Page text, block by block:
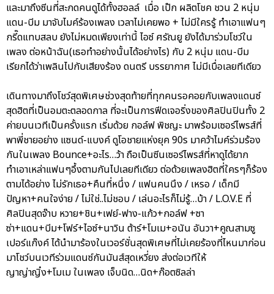
และมาถึงซีนที่สะกดคนดูได้ทั้งฮอลล์ เมื่อ เป๊ก ผลิตโชค ชวน 2 หนุ่ม
แดน-บีม มาจับไมค์ร้องเพลง เวลาไม่เคยพอ + ไม่มีใครรู้ ทำเอาแฟนๆ
กรี๊ดแทบสลบ ยังไม่หมดเพียงเท่านี้ ไอซ์ ศรัณยู ยังได้มาร่วมโชว์ใน
เพลง ต่อหน้าฉัน(เธอทำอย่างนั้นได้อย่างไร) กับ 2 หนุ่ม แดน-บีม
เรียกได้ว่าเพลินไปกับเสียงร้อง ดนตรี บรรยากาศ ไม่มีเบื่อเลยทีเดียว
เดินทางมาถึงโชว์สุดพิเศษช่วงสุดท้ายที่ทุกคนรอคอยกับเพลงแดนซ์
สุดฮิตที่เป็นอมตะตลอดกาล ที่จะเป็นการฟีดเจอริ่งของศิลปินปินทั้ง 2
ค่ายบนเวทีเป็นครั้งแรก เริ่มด้วย กอล์ฟ พิชญะ มาพร้อมเซอร์ไพรส์ที่
พาพี่ชายอย่าง แซนด์-แบงค์ ดูโอชายแห่งยุค 90s มาคว้าไมค์ร่วมร้อง
กันในเพลง Bounce+อะไร…ว้า ถือเป็นซีนเซอร์ไพรส์ที่หาดูได้ยาก
ทำเอาเหล่าแฟนๆอึ้งตามกันไปเลยทีเดียว ต่อด้วยเพลงฮิตที่ใครๆก็ร้อง
ตามได้อย่าง ไม่รักเธอ+คืนที่หนึ่ง / แฟนคนนึง / เหรอ / เด็กมี
ปัญหา+คนใจง่าย / ไม่ใช่..ไม่ชอบ / เล่นอะไรก็ไม่รู้…บ้า / L.O.V.E ที่
ศิลปินสุดจ๊าบ หวาย+ชิน+เฟย์-ฟาง-แก้ว+กอล์ฟ +ซา
ซ่า+แดน+บีม+โฟร์+ไอซ์+นาวิน ต้าร์+โมเม+อนัน อันวา+คูณสามซู
เปอร์แก๊งค์ ได้นำมาร้องในเวอร์ชั่นสุดพิเศษที่ไม่เคยร้องที่ไหนมาก่อน
มาโชว์บนเวทีร่วมแดนซ์กันมันส์สุดเหวี่ยง ส่งต่อเวทีให้
ญาญ่าญิ๋ง+โมเม ในเพลง เจ็บนิด…นิด+ก๊อตซิลล่า